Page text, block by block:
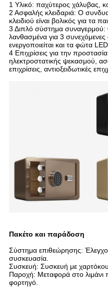
1 Υλικό: παχύτερος χάλυβας,
2 Ασφαλής κλειδαριά: Ο
κλειδιού είναι βολικός για τα
3 Διπλό σύστημα συναγερμού:
λανθασμένα για 3
ενεργοποιείται και τα φώτα
4 Επιχρίσεις για την
ηλεκτροστατικής ψεκασμού,
επιχρίσεις, αντιοξειδωτικές
Πακέτο και παράδοση
Σύστημα επιθεώρησης:
συσκευασία.
Συσκευή: Συσκευή με
Παροχή: Μεταφορά στο λιμάνι
φορτηγό.